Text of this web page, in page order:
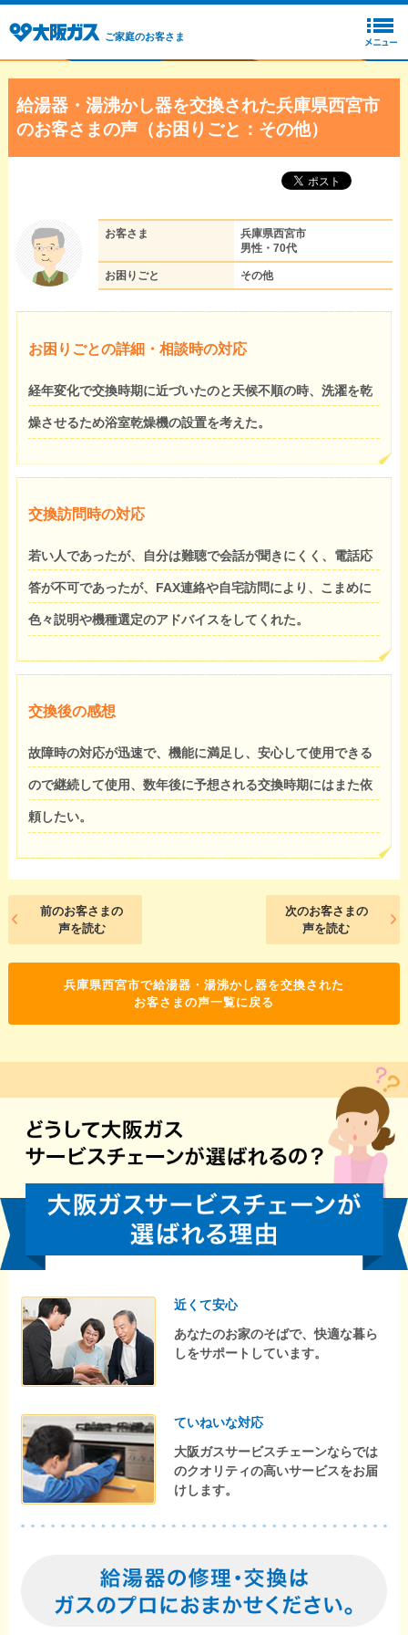
ご家庭のお客さま
給湯器・湯沸かし器を交換された兵庫県西宮市
のお客さまの声（お困りごと：その他）
お客さま
兵庫県西宮市
男性・70代
お困りごと その他
お困りごとの詳細・相談時の対応
経年変化で交換時期に近づいたのと天候不順の時、洗濯を乾
燥させるため浴室乾燥機の設置を考えた。
交換訪問時の対応
若い人であったが、自分は難聴で会話が聞きにくく、電話応
答が不可であったが、FAX連絡や自宅訪問により、こまめに
色々説明や機種選定のアドバイスをしてくれた。
交換後の感想
故障時の対応が迅速で、機能に満足し、安心して使用できる
ので継続して使用、数年後に予想される交換時期にはまた依
頼したい。
前のお客さまの
声を読む
次のお客さまの
声を読む
兵庫県西宮市で給湯器・湯沸かし器を交換された
お客さまの声一覧に戻る
近くて安心
あなたのお家のそばで、快適な暮ら
しをサポートしています。
ていねいな対応
大阪ガスサービスチェーンならでは
のクオリティの高いサービスをお届
けします。